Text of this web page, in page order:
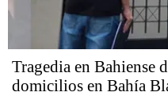
Tragedia en Bahiense
domicilios en Bahía